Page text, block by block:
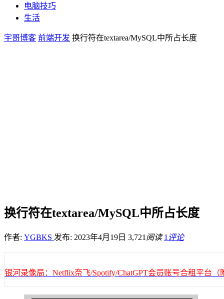
电脑技巧
生活
宇哥博客 前端开发 换行符在textarea/MySQL中所占长度
换行符在textarea/MySQL中所占长度
作者: YGBKS 发布: 2023年4月19日 3,721 阅读 1 评论
银河录像局：Netflix奈飞/Spotify/ChatGPT会员账号合租平台（